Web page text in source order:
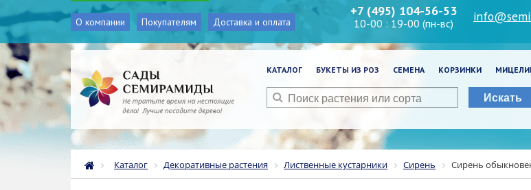
О компании Покупателям Доставка и оплата
+7 (495) 104-56-53
10-00 : 19-00 (пн-вс)
КАТАЛОГ БУКЕТЫ ИЗ РОЗ СЕМЕНА КОРЗИНКИ
Искать
Каталог Декоративные растения Лиственные кустарники Сирень Сирень